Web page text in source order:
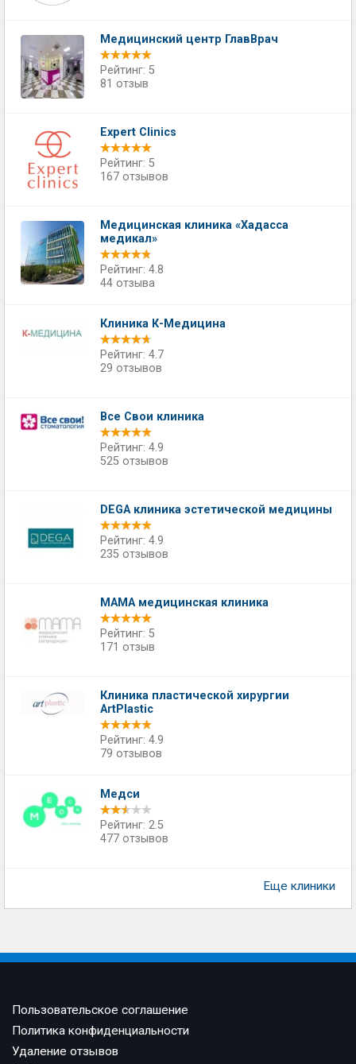
Медицинский центр ГлавВрач
Рейтинг: 5
81 отзыв
Expert Clinics
Рейтинг: 5
167 отзывов
Медицинская клиника «Хадасса
медикал»
Рейтинг: 4.8
44 отзыва
Клиника К-Медицина
Рейтинг: 4.7
29 отзывов
Все Свои клиника
Рейтинг: 4.9
525 отзывов
DEGA клиника эстетической медицины
Рейтинг: 4.9
235 отзывов
МАМА медицинская клиника
Рейтинг: 5
171 отзыв
Клиника пластической хирургии
ArtPlastic
Рейтинг: 4.9
79 отзывов
Медси
Рейтинг: 2.5
477 отзывов
Еще клиники
Пользовательское соглашение
Политика конфиденциальности
Удаление отзывов